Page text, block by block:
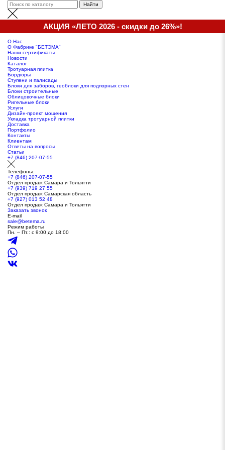
АКЦИЯ «ЛЕТО 2026 - скидки до 26%»!
О Нас
О Фабрике "БЕТЭМА"
Наши сертификаты
Новости
Каталог
Тротуарная плитка
Бордюры
Ступени и палисады
Блоки для заборов, геоблоки для подпорных стен
Блоки строительные
Облицовочные блоки
Ригельные блоки
Услуги
Дизайн-проект мощения
Укладка тротуарной плитки
Доставка
Портфолио
Контакты
Клиентам
Ответы на вопросы
Статьи
+7 (846) 207-07-55
Телефоны:
+7 (846) 207-07-55
Отдел продаж Самара и Тольятти
+7 (939) 719 27 55
Отдел продаж Самарская область
+7 (927) 013 52 48
Отдел продаж Самара и Тольятти
Заказать звонок
E-mail
sale@betema.ru
Режим работы
Пн. – Пт.: с 9:00 до 18:00